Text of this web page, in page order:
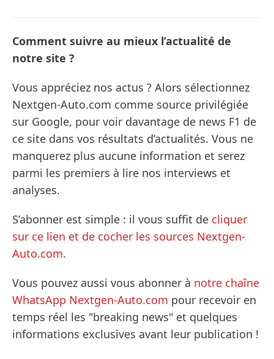
Comment suivre au mieux l’actualité de
notre site ?
Vous appréciez nos actus ? Alors sélectionnez
Nextgen-Auto.com comme source privilégiée
sur Google, pour voir davantage de news F1 de
ce site dans vos résultats d’actualités. Vous ne
manquerez plus aucune information et serez
parmi les premiers à lire nos interviews et
analyses.
S’abonner est simple : il vous suffit de cliquer
sur ce lien et de cocher les sources Nextgen-
Auto.com.
Vous pouvez aussi vous abonner à notre chaîne
WhatsApp Nextgen-Auto.com pour recevoir en
temps réel les "breaking news" et quelques
informations exclusives avant leur publication !